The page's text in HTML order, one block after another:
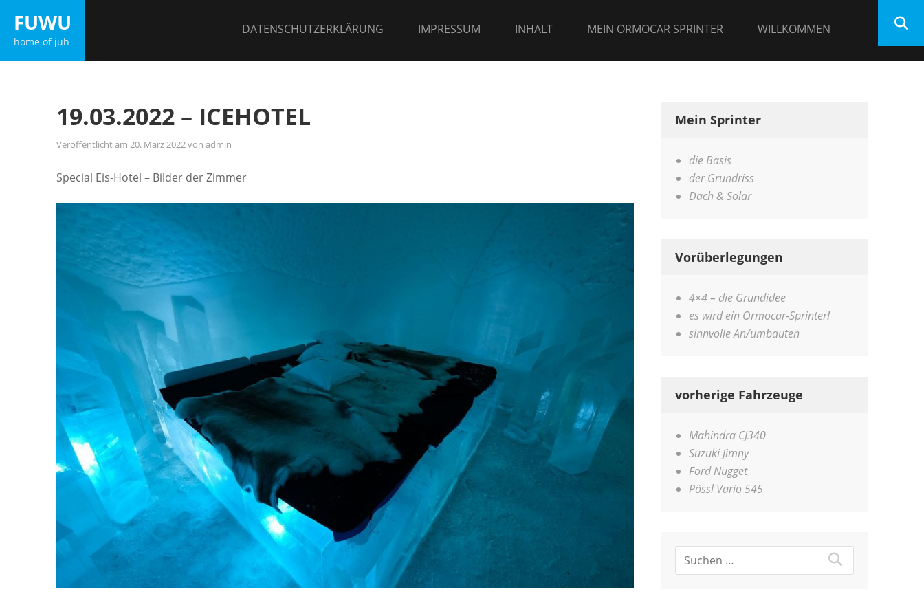
Inhalt
springen
FUWU
home of juh
DATENSCHUTZERKLÄRUNG IMPRESSUM INHALT MEIN ORMOCAR SPRINTER WILLKOMMEN
19.03.2022 – ICEHOTEL
Veröffentlicht am 20. März 2022von admin
Special Eis-Hotel – Bilder der Zimmer
Mein Sprinter
die Basis
der Grundriss
Dach & Solar
Vorüberlegungen
4×4 – die Grundidee
es wird ein Ormocar-Sprinter!
sinnvolle An/umbauten
vorherige Fahrzeuge
Mahindra CJ340
Suzuki Jimny
Ford Nugget
Pössl Vario 545